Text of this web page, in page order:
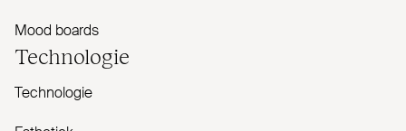
Mood boards
Tech­nologie
Technologie